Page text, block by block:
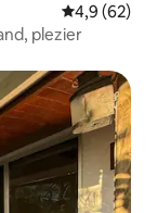
Gemiddelde
4,9 (62)
plezier